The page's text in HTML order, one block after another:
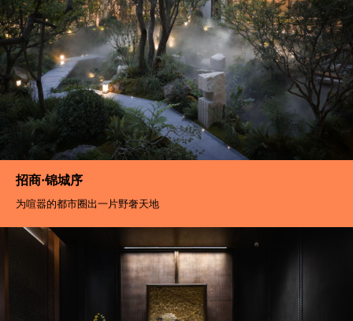
招商·锦城序
为喧嚣的都市圈出一片野奢天地